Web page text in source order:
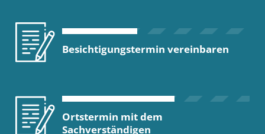
Besichtigungstermin vereinbaren
Ortstermin mit dem
Sachverständigen